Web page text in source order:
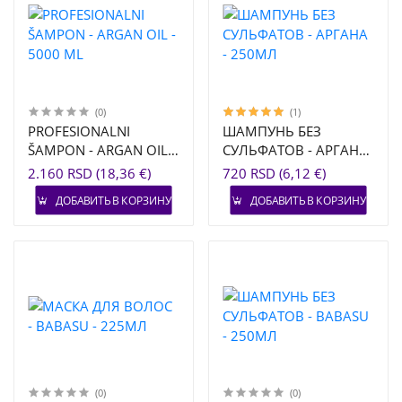
(0)
PROFESIONALNI
ŠAMPON - ARGAN OIL -
5000 ML
2.160 RSD (18,36 €)
ДОБАВИТЬ В КОРЗИНУ
(1)
ШАМПУНЬ БЕЗ
СУЛЬФАТОВ - АРГАНА
- 250МЛ
720 RSD (6,12 €)
ДОБАВИТЬ В КОРЗИНУ
(0) (0)